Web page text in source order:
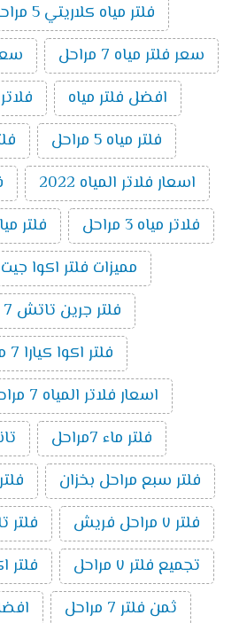
فلتر مياه كلاريتي 5 مراحل فلتريشن
سعر فلتر مياه 7 مراحل
سعر
افضل فلتر مياه
فلاتر
فلتر مياه 5 مراحل
اسعار فلاتر المياه 2022
فلاتر مياه 3 مراحل
فلتر مياه 7 مراحل
مميزات فلتر اكوا جيت 7 مراحل
فلتر جرين تاتش 7 مراحل
فلتر اكوا كيارا 7 مراحل
اسعار فلاتر المياه 7 مراحل اكوا فيت
فلتر ماء 7مراحل
تانك
فلتر سبع مراحل بخزان
فلتر
فلتر ٧ مراحل فريش
فلتر تانك 7
تجميع فلتر ٧ مراحل
فلتر
ثمن فلتر 7 مراحل
افضل